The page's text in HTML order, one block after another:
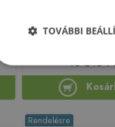
Azonosító:
16 518
Rendelésre
TOVÁBBI